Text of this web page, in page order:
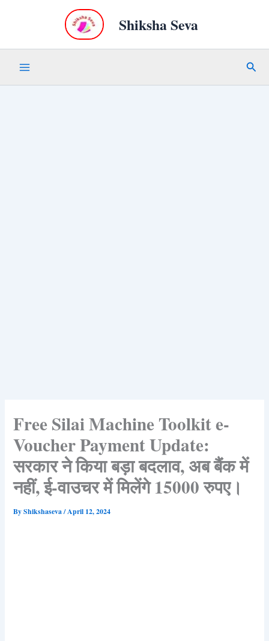
Shiksha Seva
Free Silai Machine Toolkit e-
Voucher Payment Update:
सरकार ने किया बड़ा बदलाव, अब बैंक में
नहीं, ई-वाउचर में मिलेंगे 15000 रुपए।
ByShikshaseva/April 12, 2024